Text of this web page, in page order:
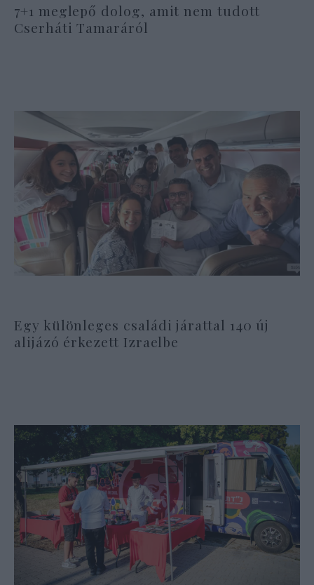
7+1 meglepő dolog, amit nem tudott
Cserháti Tamaráról
Egy különleges családi járattal 140 új
alijázó érkezett Izraelbe